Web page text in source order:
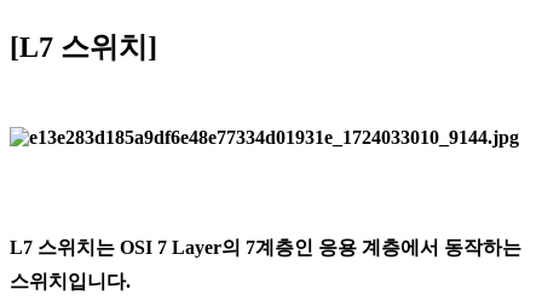
[L7 스위치]
L7 스위치는 OSI 7 Layer의 7계층인 응용 계층에서 동작하는
스위치입니다.